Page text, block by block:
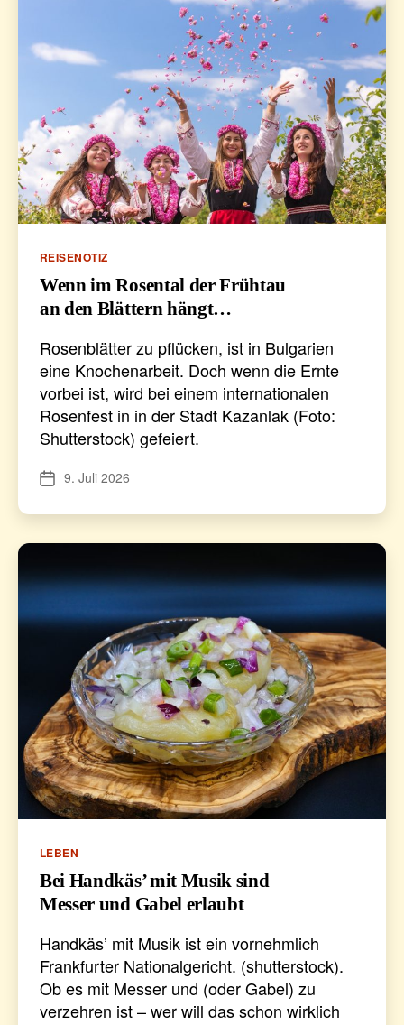
Kategorien
REISENOTIZ
Wenn im Rosental der Frühtau
an den Blättern hängt…
Rosenblätter zu pflücken, ist in Bulgarien
eine Knochenarbeit. Doch wenn die Ernte
vorbei ist, wird bei einem internationalen
Rosenfest in in der Stadt Kazanlak (Foto:
Shutterstock) gefeiert.
Veröffentlichungsdatum
9. Juli 2026
Kategorien
LEBEN
Bei Handkäs’ mit Musik sind
Messer und Gabel erlaubt
Handkäs’ mit Musik ist ein vornehmlich
Frankfurter Nationalgericht. (shutterstock).
Ob es mit Messer und (oder Gabel) zu
verzehren ist – wer will das schon wirklich